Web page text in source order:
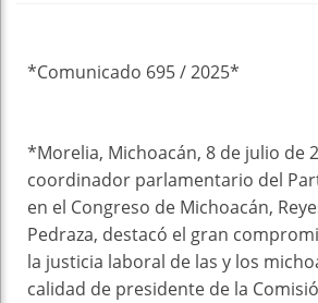
*Comunicado 695 / 2025*
*Morelia, Michoacán, 8 de julio de
coordinador parlamentario del
en el Congreso de Michoacán,
Pedraza, destacó el gran
la justicia laboral de las y los
calidad de presidente de la